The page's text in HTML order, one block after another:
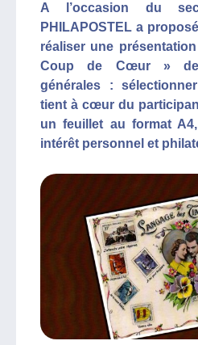
A l’occasion du
PHILAPOSTEL a
réaliser une
Coup de Cœur » de
générales :
tient à cœur du
un feuillet au format
intérêt personnel et